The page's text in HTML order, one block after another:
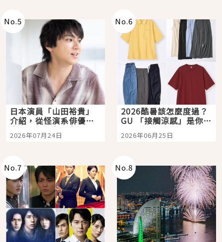
No.5
日本演員「山田裕貴」
介紹，從怪演系俳優走
向國民級日劇主角
2026年07月24日
No.6
2026酷暑該怎麼度過？
GU 「接觸涼感」是你的
夏日救星
2026年06月25日
No.7 No.8